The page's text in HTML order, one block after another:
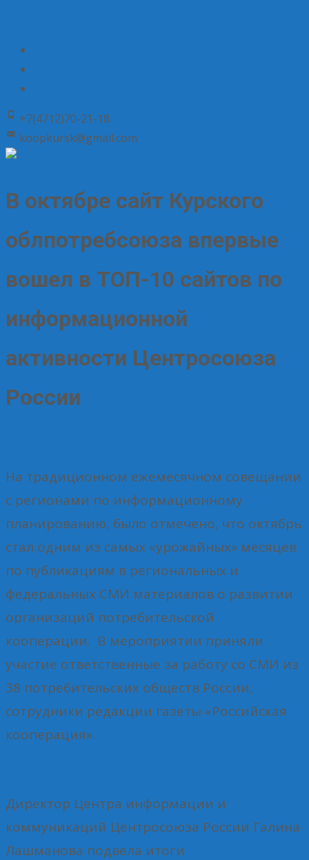
+7(4712)70-21-18
koopkursk@gmail.com
В октябре сайт Курского
облпотребсоюза впервые
вошел в ТОП-10 сайтов по
информационной
активности Центросоюза
России
На традиционном ежемесячном совещании
с регионами по информационному
планированию, было отмечено, что октябрь
стал одним из самых «урожайных» месяцев
по публикациям в региональных и
федеральных СМИ материалов о развитии
организаций потребительской
кооперации. В мероприятии приняли
участие ответственные за работу со СМИ из
38 потребительских обществ России,
сотрудники редакции газеты «Российская
кооперация».
Директор Центра информации и
коммуникаций Центросоюза России Галина
Лашманова подвела итоги